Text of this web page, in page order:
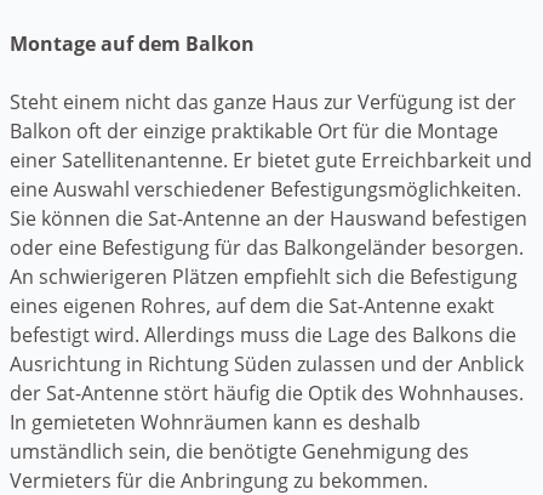
Montage auf dem Balkon
Steht einem nicht das ganze Haus zur Verfügung ist der
Balkon oft der einzige praktikable Ort für die Montage
einer Satellitenantenne. Er bietet gute Erreichbarkeit und
eine Auswahl verschiedener Befestigungsmöglichkeiten.
Sie können die Sat-Antenne an der Hauswand befestigen
oder eine Befestigung für das Balkongeländer besorgen.
An schwierigeren Plätzen empfiehlt sich die Befestigung
eines eigenen Rohres, auf dem die Sat-Antenne exakt
befestigt wird. Allerdings muss die Lage des Balkons die
Ausrichtung in Richtung Süden zulassen und der Anblick
der Sat-Antenne stört häufig die Optik des Wohnhauses.
In gemieteten Wohnräumen kann es deshalb
umständlich sein, die benötigte Genehmigung des
Vermieters für die Anbringung zu bekommen.